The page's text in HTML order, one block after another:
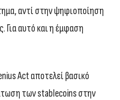
αντί στην ψηφιοποίηση
Για αυτό και η έμφαση
Act αποτελεί βασικό
των stablecoins στην